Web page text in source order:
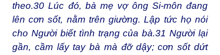
theo.30 Lúc đó, bà mẹ vợ ông Si-môn đang
lên cơn sốt, nằm trên giường. Lập tức họ nói
cho Người biết tình trạng của bà.31 Người lại
gần, cầm lấy tay bà mà đỡ dậy; cơn sốt dứt